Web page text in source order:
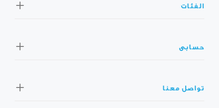
الفئات
حسابى
تواصل معنا